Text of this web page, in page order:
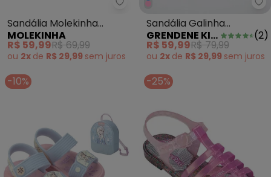
Sandália Molekinha (Rosa)
Sandália Molekinha
(Rosa)
MOLEKINHA
R$ 59,99R$ 69,99
ou 2x de R$ 29,99 sem juros
Sandália Galinha
Pintadinha Rosa
GRENDENE KIDS (2)
R$ 59,99R$ 79,99
ou 2x de R$ 29,99 sem juros
-10% -25%